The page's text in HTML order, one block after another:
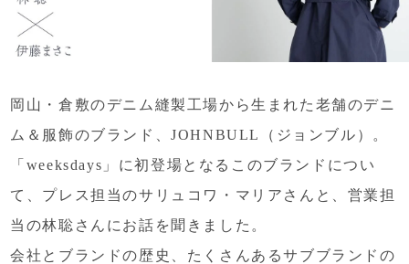
岡山・倉敷のデニム縫製工場から生まれた 老舗のデニ
ム＆服飾のブランド、JOHNBULL（ジョンブル）。
「weeksdays」に初登場となるこのブランドについ
て、 プレス担当のサリュコワ・マリアさんと、 営業担
当の林聡さんにお話を聞きました。
会社とブランドの歴史、 たくさんあるサブブランドの